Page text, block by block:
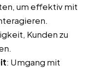
um effektiv mit
Kunden zu
: Umgang mit